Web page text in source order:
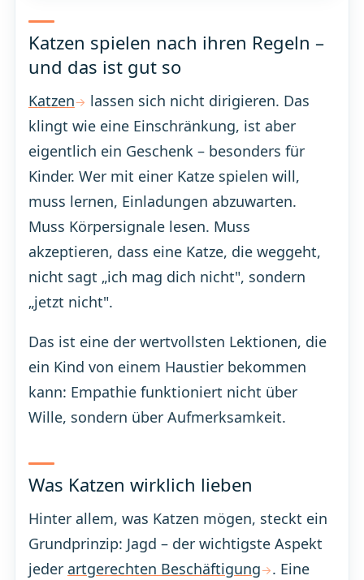
Katzen spielen nach ihren Regeln –
und das ist gut so
Katzen
lassen sich nicht dirigieren. Das
klingt wie eine Einschränkung, ist aber
eigentlich ein Geschenk – besonders für
Kinder. Wer mit einer Katze spielen will,
muss lernen, Einladungen abzuwarten.
Muss Körpersignale lesen. Muss
akzeptieren, dass eine Katze, die weggeht,
nicht sagt „ich mag dich nicht", sondern
„jetzt nicht".
Das ist eine der wertvollsten Lektionen, die
ein Kind von einem Haustier bekommen
kann: Empathie funktioniert nicht über
Wille, sondern über Aufmerksamkeit.
Was Katzen wirklich lieben
Hinter allem, was Katzen mögen, steckt ein
Grundprinzip: Jagd – der wichtigste Aspekt
jeder artgerechten Beschäftigung
. Eine